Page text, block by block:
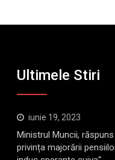
Ultimele Stiri
iunie 19, 2023
Ministrul Muncii,
privința majorării